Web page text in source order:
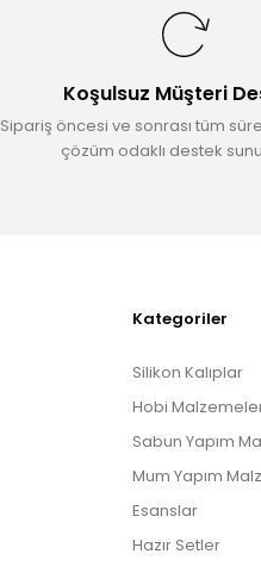
Koşulsuz Müşteri
Sipariş öncesi ve sonrası tüm
çözüm odaklı destek
Kategoriler
Silikon Kalıplar
Hobi
Sabun Yapım
Mum Yapım
Esanslar
Hazır Setler